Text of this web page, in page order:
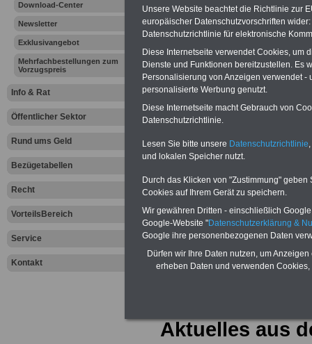
Download-Center
Newsletter
Exklusivangebot
Mehrfachbestellungen zum
Vorzugspreis
Info & Rat
Öffentlicher Sektor
Rund ums Geld
Bezügetabellen
Recht
VorteilsBereich
Service
Kontakt
Vorteile für den
öffentlichen Dienst
Vergleichen und sparen:
-Krankenzusatzversicherung-
Online-Vergleich Gesetzliche
Krankenkassen-
Zahnzusatzversicherung
Ihr
den Fall der
Leben
Zur Übersicht
Aktuelles aus
Unsere Website beachtet die Richtlinie zur
europäischer Datenschutzvorschriften
Datenschutzrichtlinie für elektronische
Diese Internetseite verwendet Cookies, um
Dienste und Funktionen bereitzustellen. Es
Personalisierung von Anzeigen verwendet
personalisierte Werbung genutzt.
Diese Internetseite macht Gebrauch von
Datenschutzrichtlinie.
Lesen Sie bitte unsere Datenschutzrichtlinie
und lokalen Speicher nutzt.
Durch das Klicken von "Zustimmung"
Cookies auf Ihrem Gerät zu speichern.
Wir gewähren Dritten - einschließlich
Google-Website "Datenschutzerklärung &
Google ihre personenbezogenen Daten
Dürfen wir Ihre Daten nutzen, um
erheben Daten und verwenden